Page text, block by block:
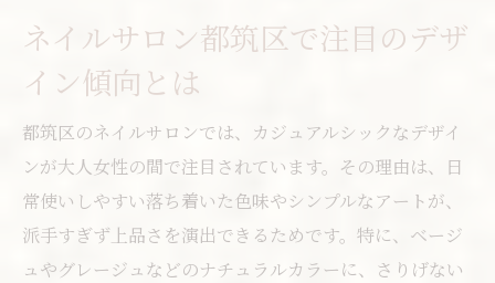
ネイルサロン都筑区で注目のデザ
イン傾向とは
都筑区のネイルサロンでは、カジュアルシックなデザイ
ンが大人女性の間で注目されています。その理由は、日
常使いしやすい落ち着いた色味やシンプルなアートが、
派手すぎず上品さを演出できるためです。特に、ベージ
ュやグレージュなどのナチュラルカラーに、さりげない